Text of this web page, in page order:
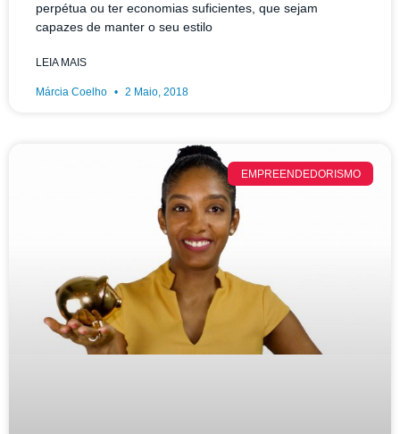
perpétua ou ter economias suficientes, que sejam
capazes de manter o seu estilo
LEIA MAIS
Márcia Coelho 2 Maio, 2018
EMPREENDEDORISMO